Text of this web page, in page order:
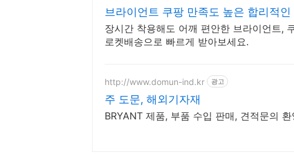
브라이언트 쿠팡 만족도 높은 합리적인
장시간 착용해도 어깨 편안한 브라이언트,
로켓배송으로 빠르게 받아보세요.
http://www.domun-ind.kr 광고
주 도문, 해외기자재
BRYANT 제품, 부품 수입 판매, 견적문의 환